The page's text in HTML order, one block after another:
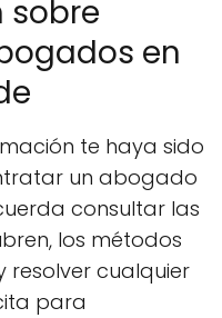
sobre
en
te haya sido
un abogado
consultar las
los métodos
resolver cualquier
para